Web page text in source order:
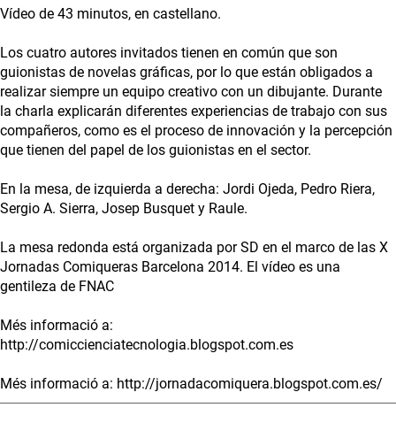
Vídeo de 43 minutos, en castellano.
Los cuatro autores invitados tienen en común que son
guionistas de novelas gráficas, por lo que están obligados a
realizar siempre un equipo creativo con un dibujante. Durante
la charla explicarán diferentes experiencias de trabajo con sus
compañeros, como es el proceso de innovación y la percepción
que tienen del papel de los guionistas en el sector.
En la mesa, de izquierda a derecha: Jordi Ojeda, Pedro Riera,
Sergio A. Sierra, Josep Busquet y Raule.
La mesa redonda está organizada por SD en el marco de las X
Jornadas Comiqueras Barcelona 2014. El vídeo es una
gentileza de FNAC
Més informació a:
http://comiccienciatecnologia.blogspot.com.es
Més informació a: http://jornadacomiquera.blogspot.com.es/